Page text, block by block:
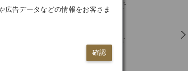
を高めて社会に貢献することもで
かさを求めていくとともに、心を
。
広告データなどの情報をお客さま
確認